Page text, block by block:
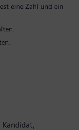
eine Zahl und ein